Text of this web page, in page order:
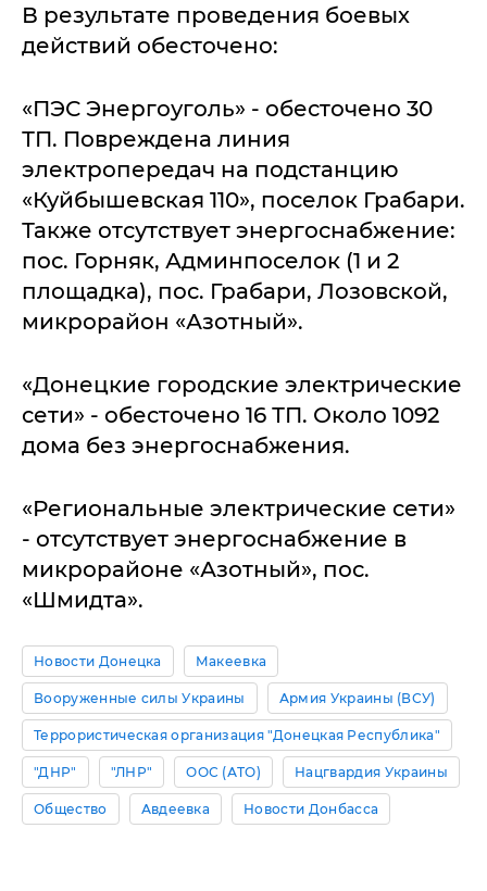
В результате проведения боевых
действий обесточено:
«ПЭС Энергоуголь» - обесточено 30
ТП. Повреждена линия
электропередач на подстанцию
«Куйбышевская 110», поселок Грабари.
Также отсутствует энергоснабжение:
пос. Горняк, Админпоселок (1 и 2
площадка), пос. Грабари, Лозовской,
микрорайон «Азотный».
«Донецкие городские электрические
сети» - обесточено 16 ТП. Около 1092
дома без энергоснабжения.
«Региональные электрические сети»
- отсутствует энергоснабжение в
микрорайоне «Азотный», пос.
«Шмидта».
Новости Донецка Макеевка
Вооруженные силы Украины Армия Украины (ВСУ)
Террористическая организация "Донецкая Республика"
"ДНР" "ЛНР" ООС (АТО) Нацгвардия Украины
Общество Авдеевка Новости Донбасса